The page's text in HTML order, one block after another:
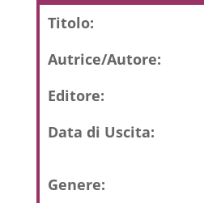
Titolo:
Autrice/Autore:
Editore:
Data di Uscita:
Genere: